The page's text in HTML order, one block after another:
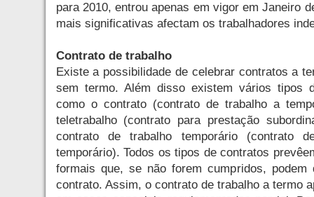
para 2010, entrou apenas em vigor em Janeiro
mais significativas afectam os trabalhadores
Contrato de trabalho
Existe a possibilidade de celebrar contratos a
sem termo. Além disso existem vários tipos
como o contrato (contrato de trabalho a
teletrabalho (contrato para prestação
contrato de trabalho temporário (contrato
temporário). Todos os tipos de contratos
formais que, se não forem cumpridos, podem
contrato. Assim, o contrato de trabalho a termo